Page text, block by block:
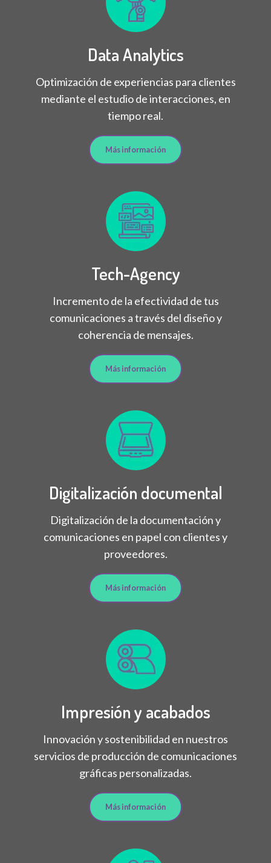
Data Analytics
Optimización de experiencias para clientes
mediante el estudio de interacciones, en
tiempo real.
Más información
Tech-Agency
Incremento de la efectividad de tus
comunicaciones a través del diseño y
coherencia de mensajes.
Más información
Digitalización documental
Digitalización de la documentación y
comunicaciones en papel con clientes y
proveedores.
Más información
Impresión y acabados
Innovación y sostenibilidad en nuestros
servicios de producción de comunicaciones
gráficas personalizadas.
Más información